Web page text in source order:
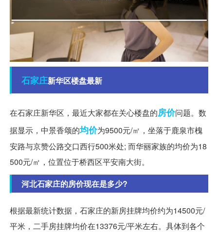
石家庄新华区楼盘最新
在石家庄新华区，最近大家都在关心楼盘的房价问题。数
据显示，中景香颂的均价为9500元/㎡，坐落于鹿泉市槐
安路与京赞公路交口西行500米处; 而华丽家族的均价为18
500元/㎡，位置位于桥西区平安南大街。
河北石家庄的房价现在是多少?
根据最新统计数据，石家庄的新房挂牌均价约为14500元/
平米，二手房挂牌均价在13376元/平米左右。具体到各个